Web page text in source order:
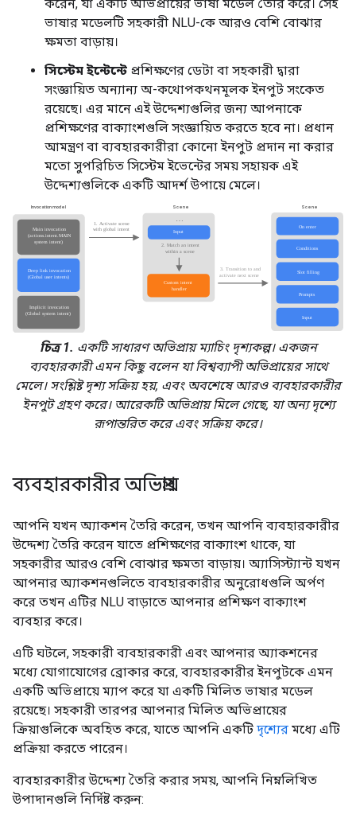
করেন, যা একটি অভিপ্রায়ের ভাষা মডেল তৈরি করে। সেই
ভাষার মডেলটি সহকারী NLU-কে আরও বেশি বোঝার
ক্ষমতা বাড়ায়।
সিস্টেম ইন্টেন্টে প্রশিক্ষণের ডেটা বা সহকারী দ্বারা
সংজ্ঞায়িত অন্যান্য অ-কথোপকথনমূলক ইনপুট সংকেত
রয়েছে। এর মানে এই উদ্দেশ্যগুলির জন্য আপনাকে
প্রশিক্ষণের বাক্যাংশগুলি সংজ্ঞায়িত করতে হবে না। প্রধান
আমন্ত্রণ বা ব্যবহারকারীরা কোনো ইনপুট প্রদান না করার
মতো সুপরিচিত সিস্টেম ইভেন্টের সময় সহায়ক এই
উদ্দেশ্যগুলিকে একটি আদর্শ উপায়ে মেলে।
চিত্র 1. একটি সাধারণ অভিপ্রায় ম্যাচিং দৃশ্যকল্প। একজন
ব্যবহারকারী এমন কিছু বলেন যা বিশ্বব্যাপী অভিপ্রায়ের সাথে
মেলে। সংশ্লিষ্ট দৃশ্য সক্রিয় হয়, এবং অবশেষে আরও ব্যবহারকারীর
ইনপুট গ্রহণ করে। আরেকটি অভিপ্রায় মিলে গেছে, যা অন্য দৃশ্যে
রূপান্তরিত করে এবং সক্রিয় করে।
ব্যবহারকারীর অভিপ্রায়
আপনি যখন অ্যাকশন তৈরি করেন, তখন আপনি ব্যবহারকারীর
উদ্দেশ্য তৈরি করেন যাতে প্রশিক্ষণের বাক্যাংশ থাকে, যা
সহকারীর আরও বেশি বোঝার ক্ষমতা বাড়ায়। অ্যাসিস্ট্যান্ট যখন
আপনার অ্যাকশনগুলিতে ব্যবহারকারীর অনুরোধগুলি অর্পণ
করে তখন এটির NLU বাড়াতে আপনার প্রশিক্ষণ বাক্যাংশ
ব্যবহার করে।
এটি ঘটলে, সহকারী ব্যবহারকারী এবং আপনার অ্যাকশনের
মধ্যে যোগাযোগের ব্রোকার করে, ব্যবহারকারীর ইনপুটকে এমন
একটি অভিপ্রায়ে ম্যাপ করে যা একটি মিলিত ভাষার মডেল
রয়েছে। সহকারী তারপর আপনার মিলিত অভিপ্রায়ের
ক্রিয়াগুলিকে অবহিত করে, যাতে আপনি একটি দৃশ্যের মধ্যে এটি
প্রক্রিয়া করতে পারেন।
ব্যবহারকারীর উদ্দেশ্য তৈরি করার সময়, আপনি নিম্নলিখিত
উপাদানগুলি নির্দিষ্ট করুন: